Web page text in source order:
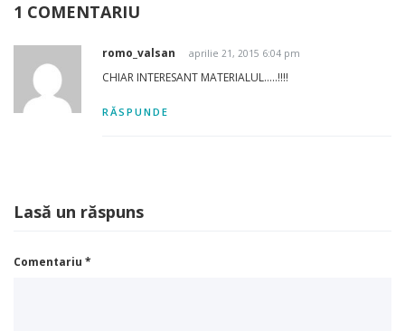
1 COMENTARIU
romo_valsan aprilie 21, 2015 6:04 pm
CHIAR INTERESANT MATERIALUL…..!!!!
RĂSPUNDE
Lasă un răspuns
Comentariu *